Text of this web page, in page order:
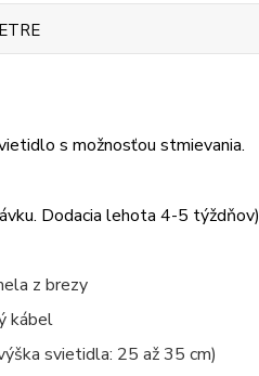
s možnosťou stmievania.
Dodacia lehota 4-5 týždňov)
z brezy
kábel
svietidla: 25 až 35 cm)